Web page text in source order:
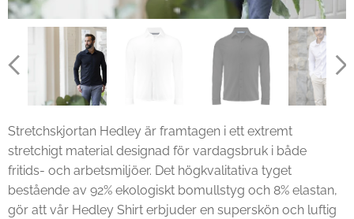
Stretchskjortan Hedley är framtagen i ett extremt
stretchigt material designad för vardagsbruk i både
fritids- och arbetsmiljöer. Det högkvalitativa tyget
bestående av 92% ekologiskt bomullstyg och 8% elastan,
gör att vår Hedley Shirt erbjuder en superskön och luftig